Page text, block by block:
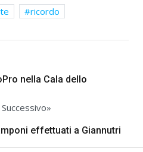
ricordo
nella Cala dello
effettuati a Giannutri